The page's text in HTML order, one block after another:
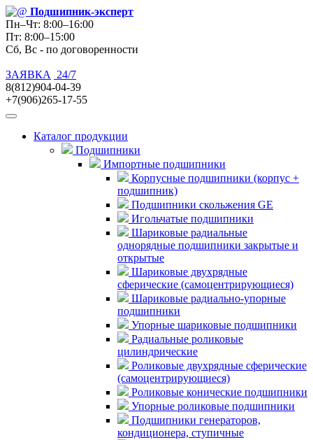
Подшипник-эксперт
Пн–Чт: 8:00–16:00
Пт: 8:00–15:00
Сб, Вс - по договоренности
ЗАЯВКА
24/7
8(812)904-04-39
+7(906)265-17-55
Каталог продукции
Подшипники
Импортные подшипники
Корпусные подшипники (корпус +
подшипник)
Подшипники скольжения GE
Игольчатые подшипники
Шариковые радиальные
однорядные подшипники закрытые и
открытые
Шариковые двухрядные
сферические (самоцентрирующиеся)
Шариковые радиально-упорные
подшипники
Упорные шариковые подшипники
Радиальные роликовые
цилиндрические
Роликовые двухрядные сферические
(самоцентрирующиеся)
Роликовые конические подшипники
Упорные роликовые подшипники
Подшипники генераторов,
кондиционера, ступичные